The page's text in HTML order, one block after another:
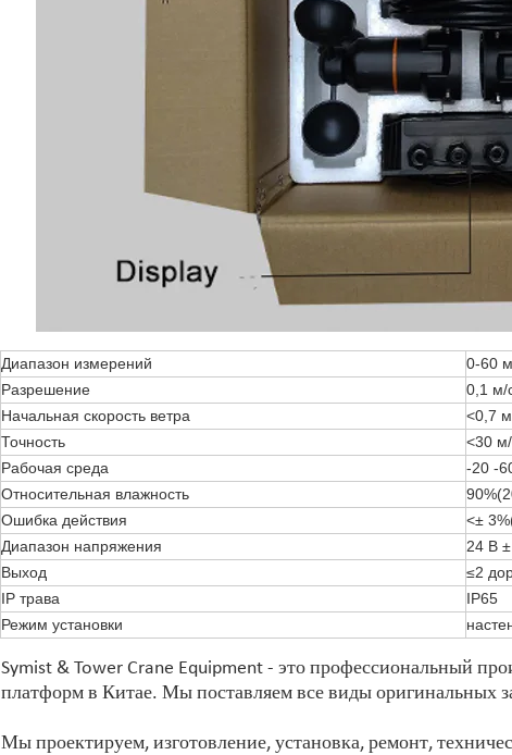
Диапазон измерений
0-60
Разрешение
0,1 м/
Начальная скорость ветра
<0,7
Точность
<30
Рабочая среда
-20 -
Относительная влажность
Ошибка действия
<±
Диапазон напряжения
24 В
Выход
≤2
IP трава
IP65
Режим установки
Symist & Tower Crane Equipment - это профессиональный
платформ в Китае. Мы поставляем все виды оригинальных
Мы проектируем, изготовление, установка, ремонт,